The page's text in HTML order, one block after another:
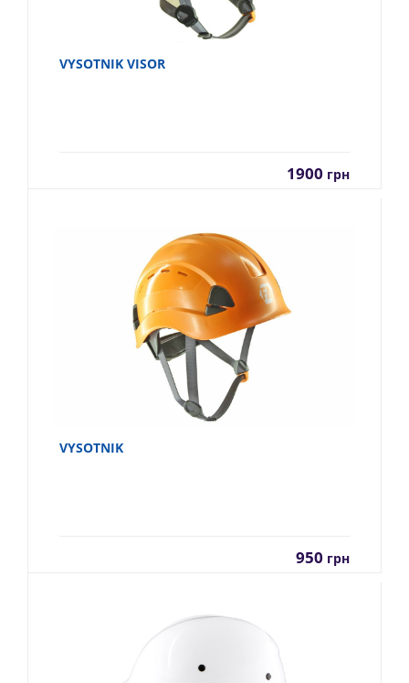
VYSOTNIK VISOR
1900 грн
VYSOTNIK
950 грн